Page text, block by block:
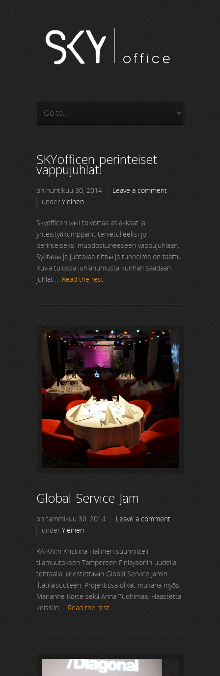
SKYofficen perinteiset
vappujuhlat!
on huhtikuu 30, 2014
Leave a comment
under Yleinen
Skyofficen väki toivottaa asiakkaat ja
yhteistyökumppanit tervetulleeksi jo
perinteiseksi muodostuneeseen vappujuhlaan.
Syötävää ja juotavaa riittää ja tunnelma on taattu.
Kuvia tulossa juhlahumusta kunhan saadaan
juhlat … Read the rest
Global Service Jam
on tammikuu 30, 2014
Leave a comment
under Yleinen
KAIKAI:n Kristiina Hallinen suunnitteli
tilamuutoksen Tampereen Finlaysonin uudella
tehtaalla järjestettävän Global Service Jamin
iltatilaisuuteen. Projektissa olivat mukana myös
Marianne Korte sekä Anna Tuohimaa. Haastetta
keissiin … Read the rest